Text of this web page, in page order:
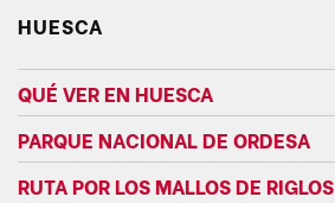
HUESCA
QUÉ VER EN HUESCA
PARQUE NACIONAL DE ORDESA
RUTA POR LOS MALLOS DE RIGLOS